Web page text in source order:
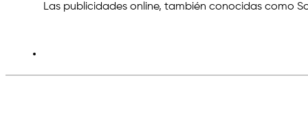
Las publicidades online, también conocidas como